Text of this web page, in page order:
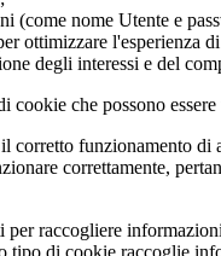
(come nome Utente e
ottimizzare l'esperienza
degli interessi e del
che possono
corretto funzionamento
correttamente,
raccogliere
tipo di cookie raccoglie